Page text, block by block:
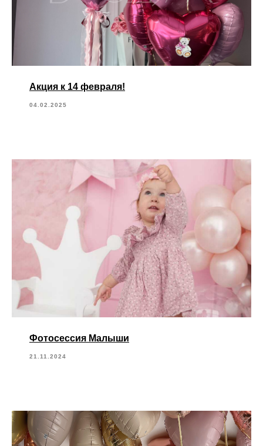
Акция к 14 февраля!
04.02.2025
Фотосессия Малыши
21.11.2024